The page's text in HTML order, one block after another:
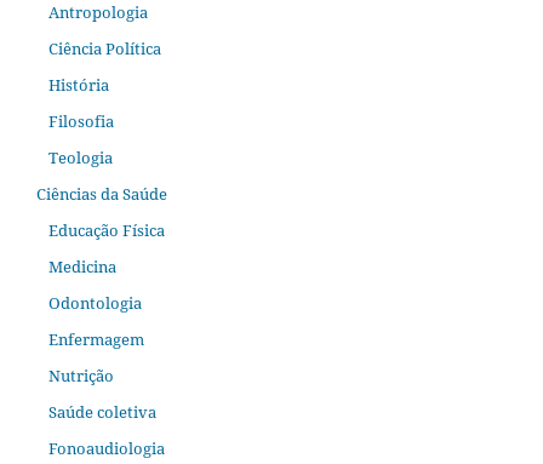
Antropologia
Ciência Política
História
Filosofia
Teologia
Ciências da Saúde
Educação Física
Medicina
Odontologia
Enfermagem
Nutrição
Saúde coletiva
Fonoaudiologia